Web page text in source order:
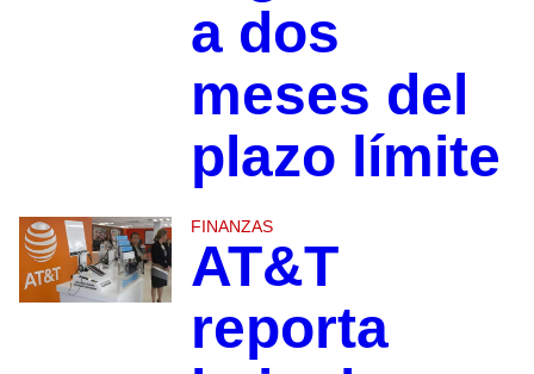
a dos
meses del
plazo límite
FINANZAS
AT&T
reporta